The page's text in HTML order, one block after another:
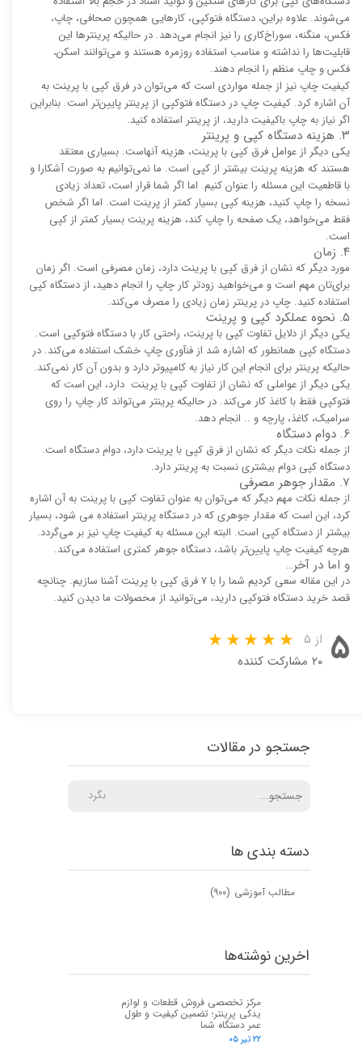
می‌شوند. علاوه براین، دستگاه فتوکپی، کارهایی همچون صحافی، چاپ،
فکس، منگنه، سوراخ‌کاری را نیز انجام می‌دهد. در حالیکه پرینترها این
قابلیت‌ها را نداشته و مناسب استفاده روزمره هستند و می‌توانند اسکن،
فکس و چاپ منظم را انجام دهند.
کیفیت چاپ نیز از جمله مواردی است که می‌توان در فرق کپی با پرینت به
آن اشاره کرد. کیفیت چاپ در دستگاه فتوکپی از پرینتر پایین‌تر است. بنابراین
اگر نیاز به چاپ باکیفیت دارید، از پرینتر استفاده کنید.
۳. هزینه دستگاه کپی و پرینتر
یکی دیگر از عوامل فرق کپی با پرینت، هزینه آنهاست. بسیاری معتقد
هستند که هزینه پرینت بیشتر از کپی است. ما نمی‌توانیم به صورت آشکارا و
با قاطعیت این مسئله را عنوان کنیم. اما اگر شما قرار است، تعداد زیادی
نسخه را چاپ کنید، هزینه کپی بسیار کمتر از پرینت است. اما اگر شخص
فقط می‌خواهد، یک صفحه را چاپ کند، هزینه پرینت بسیار کمتر از کپی
است.
۴. زمان
مورد دیگر که نشان از فرق کپی با پرینت دارد، زمان مصرفی است. اگر زمان
برای‌تان مهم است و می‌خواهید زودتر کار چاپ را انجام دهید، از دستگاه کپی
استفاده کنید. چاپ در پرینتر زمان زیادی را مصرف می‌کند.
۵. نحوه عملکرد کپی و پرینت
یکی دیگر از دلایل تفاوت کپی با پرینت، راحتی کار با دستگاه فتوکپی است.
دستگاه کپی همانطور که اشاره شد از فنآوری چاپ خشک استفاده می‌کند. در
حالیکه پرینتر برای انجام این کار نیاز به کامپیوتر دارد و بدون آن کار نمی‌کند.
یکی دیگر از عواملی که نشان از تفاوت کپی با پرینت دارد، این است که
فتوکپی فقط با کاغذ کار می‌کند. در حالیکه پرینتر می‌تواند کار چاپ را روی
سرامیک، کاغذ، پارچه و .. انجام دهد.
۶. دوام دستگاه
از جمله نکات دیگر که نشان از فرق کپی با پرینت دارد، دوام دستگاه است.
دستگاه کپی دوام بیشتری نسبت به پرینتر دارد.
۷. مقدار جوهر مصرفی
از جمله نکات مهم دیگر که می‌توان به عنوان تفاوت کپی با پرینت به آن اشاره
کرد، این است که مقدار جوهری که در دستگاه پرینتر استفاده می شود، بسیار
بیشتر از دستگاه کپی است. البته این مسئله به کیفیت چاپ نیز بر می‌گردد.
هرچه کیفیت چاپ پایین‌تر باشد، دستگاه جوهر کمتری استفاده می‌کند.
و اما در آخر…
در این مقاله سعی کردیم شما را با ۷ فرق کپی با پرینت آشنا سازیم. چنانچه
قصد خرید دستگاه فتوکپی دارید، می‌توانید از محصولات ما دیدن کنید.
۵ از ۵
۲۰ مشارکت کننده
دسته بندی ها
مطالب آموزشی (۹۰۰)
جستجو در مقالات
بگرد
اخرین نوشته‌ها
مرکز تخصصی فروش قطعات و لوازم
یدکی پرینتر؛ تضمین کیفیت و طول
عمر دستگاه شما
۲۲ تیر ۰۵